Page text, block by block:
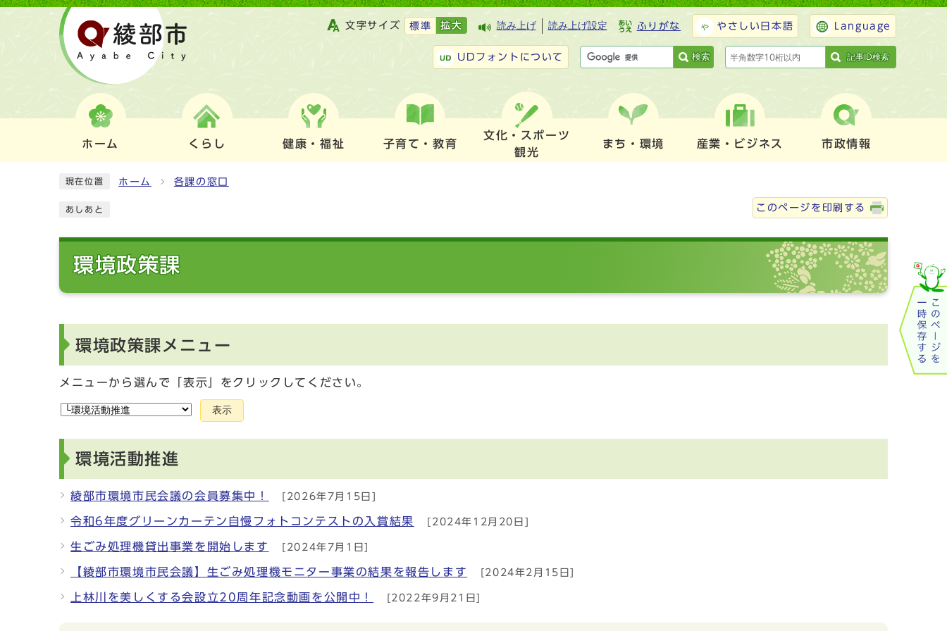
文字サイズ 標準 拡大 読み上げ 読み上げ設定 ふりがな やさしい日本語 Language
UDフォントについて 検索 記事ID検索
ホーム くらし 健康・福祉 子育て・教育
文化・スポーツ
観光
まち・環境 産業・ビジネス 市政情報
現在位置 ホーム 各課の窓口
あしあと このページを印刷する
環境政策課
環境政策課メニュー
メニューから選んで「表示」をクリックしてください。
表示
環境活動推進
綾部市環境市民会議の会員募集中！ [2026年7月15日]
令和6年度グリーンカーテン自慢フォトコンテストの入賞結果 [2024年12月20日]
生ごみ処理機貸出事業を開始します [2024年7月1日]
【綾部市環境市民会議】生ごみ処理機モニター事業の結果を報告します [2024年2月15日]
上林川を美しくする会設立20周年記念動画を公開中！ [2022年9月21日]